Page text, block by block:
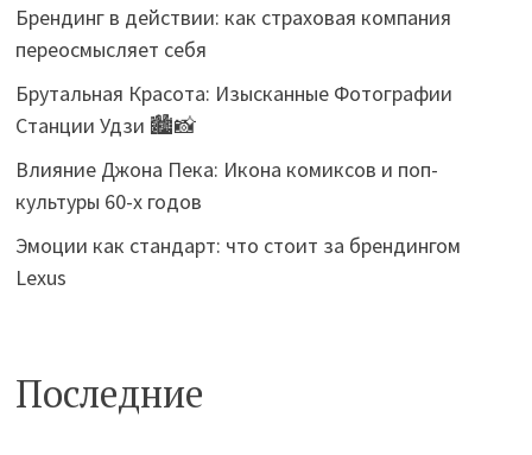
Брендинг в действии: как страховая компания
переосмысляет себя
Брутальная Красота: Изысканные Фотографии
Станции Удзи 🏙️📸
Влияние Джона Пека: Икона комиксов и поп-
культуры 60-х годов
Эмоции как стандарт: что стоит за брендингом
Lexus
Последние